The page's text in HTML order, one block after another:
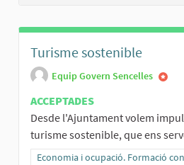
Turisme sostenible
Equip Govern Sencelles
ACCEPTADES
Desde l'Ajuntament volem
turisme sostenible, que ens
Resultats al filtrar per la
Economia i ocupació. Formació